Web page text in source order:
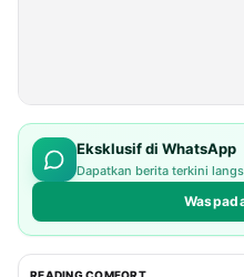
Eksklusif di WhatsApp
Dapatkan berita terkini